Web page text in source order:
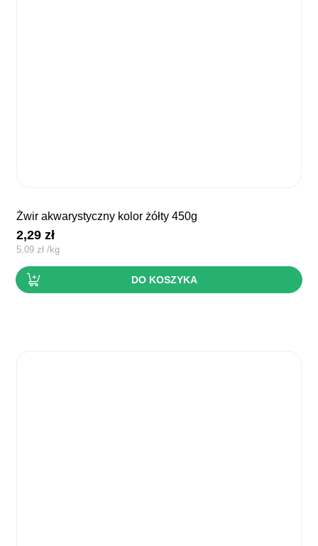
żwir akwarystyczny kolor żółty 450g
2,29zł
5,09zł /kg
DO KOSZYKA